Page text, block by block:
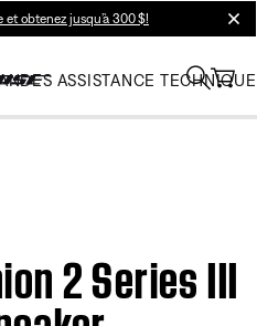
et obtenez jusqu’à 300 $!
ASSISTANCE TECHNIQUE
2 Series III